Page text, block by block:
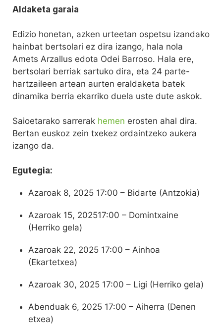
Aldaketa garaia
Edizio honetan, azken urteetan ospetsu izandako
hainbat bertsolari ez dira izango, hala nola
Amets Arzallus edota Odei Barroso. Hala ere,
bertsolari berriak sartuko dira, eta 24 parte-
hartzaileen artean aurten eraldaketa batek
dinamika berria ekarriko duela uste dute askok.
Saioetarako sarrerak hemen erosten ahal dira.
Bertan euskoz zein txekez ordaintzeko aukera
izango da.
Egutegia:
Azaroak 8, 2025 17:00 – Bidarte (Antzokia)
Azaroak 15, 202517:00 – Domintxaine
(Herriko gela)
Azaroak 22, 2025 17:00 – Ainhoa
(Ekartetxea)
Azaroak 30, 2025 17:00 – Ligi (Herriko gela)
Abenduak 6, 2025 17:00 – Aiherra (Denen
etxea)